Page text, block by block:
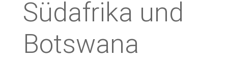
Südafrika und
Botswana